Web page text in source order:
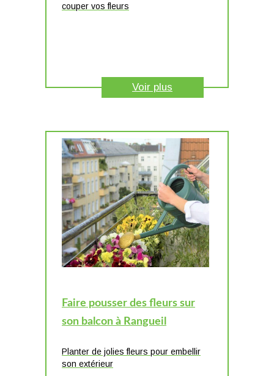
couper vos fleurs
Voir plus
Faire pousser des fleurs sur
son balcon à Rangueil
Planter de jolies fleurs pour embellir
son extérieur